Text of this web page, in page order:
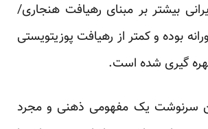
بیشتر بر مبنای رهیافت هنجاری/
بوده و کمتر از رهیافت پوزیتویستی
گیری شده است.
سرنوشت یک مفهومی ذهنی و مجرد